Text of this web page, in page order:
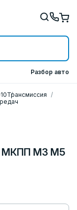
Разбор авто
Трансмиссия
МКПП M3 M5